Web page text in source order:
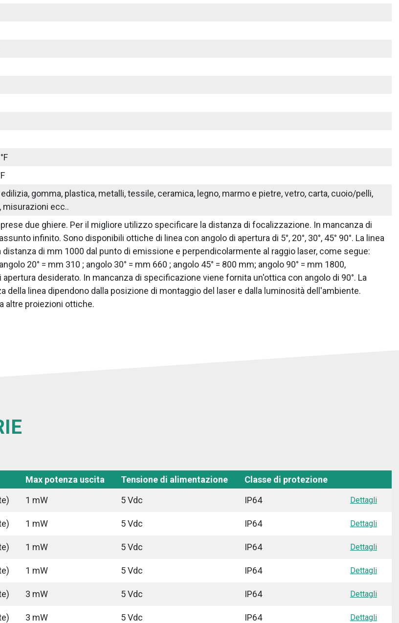
gomma, plastica, metalli, tessile, ceramica, legno, marmo e pietre, vetro, carta, cuoio/pelli,
misurazioni ecc..
due ghiere. Per il migliore utilizzo specificare la distanza di focalizzazione. In mancanza di
infinito. Sono disponibili ottiche di linea con angolo di apertura di 5°, 20°, 30°, 45° 90°. La linea
distanza di mm 1000 dal punto di emissione e perpendicolarmente al raggio laser, come segue:
20° = mm 310 ; angolo 30° = mm 660 ; angolo 45° = 800 mm; angolo 90° = mm 1800,
desiderato. In mancanza di specificazione viene fornita un'ottica con angolo di 90°. La
della linea dipendono dalla posizione di montaggio del laser e dalla luminosità dell'ambiente.
altre proiezioni ottiche.
Max potenza uscita Tensione di alimentazione
Classe di protezione
1 mW 5 Vdc IP64 Dettagli
1 mW 5 Vdc IP64 Dettagli
1 mW 5 Vdc IP64 Dettagli
1 mW 5 Vdc IP64 Dettagli
3 mW 5 Vdc IP64 Dettagli
3 mW 5 Vdc IP64 Dettagli